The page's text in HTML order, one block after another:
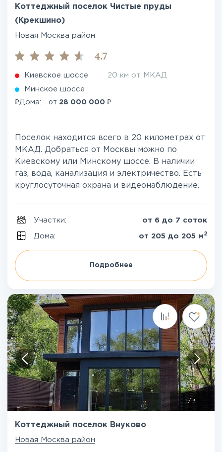
Коттеджный поселок Чистые пруды
(Крекшино)
Новая Москва район
4.7
Киевское шоссе 20 км от МКАД
Минское шоссе
₽Дома: от 28 000 000 ₽
Поселок находится всего в 20 километрах от
МКАД. Добраться от Москвы можно по
Киевскому или Минскому шоссе. В наличии
газ, вода, канализация и электричество. Есть
круглосуточная охрана и видеонаблюдение.
Участки: от 6 до 7 соток
Дома: от 205 до 205 м 2
Подробнее
1/ 3
Коттеджный поселок Внуково
Новая Москва район